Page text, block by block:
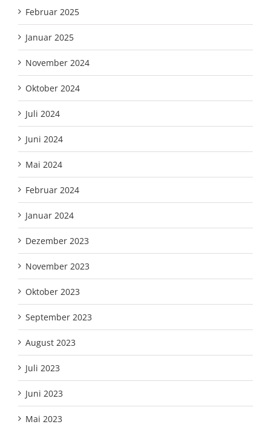
Februar 2025
Januar 2025
November 2024
Oktober 2024
Juli 2024
Juni 2024
Mai 2024
Februar 2024
Januar 2024
Dezember 2023
November 2023
Oktober 2023
September 2023
August 2023
Juli 2023
Juni 2023
Mai 2023